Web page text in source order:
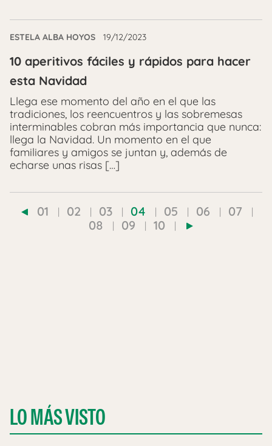
ESTELA ALBA HOYOS 19/12/2023
10 aperitivos fáciles y rápidos para hacer
esta Navidad
Llega ese momento del año en el que las
tradiciones, los reencuentros y las sobremesas
interminables cobran más importancia que nunca:
llega la Navidad. Un momento en el que
familiares y amigos se juntan y, además de
echarse unas risas […]
01 02 03 04 05 06
07
08
09 10
LO MÁS VISTO